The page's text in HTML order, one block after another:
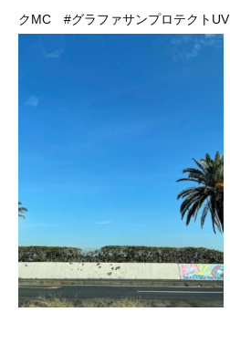
クMC
#グラファサンプロテクトUV